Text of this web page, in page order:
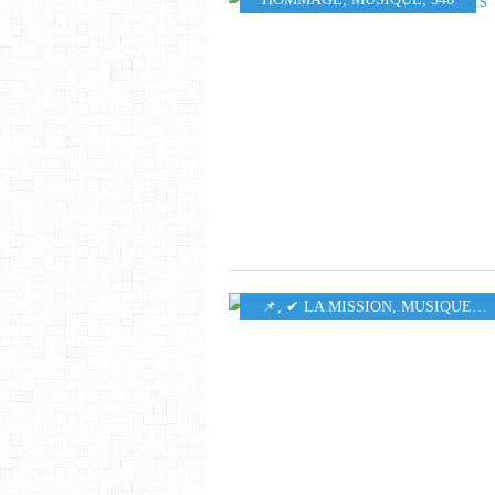
​​​​​​​📌 , ✔ LA MISSION, MUSIQUE, 546